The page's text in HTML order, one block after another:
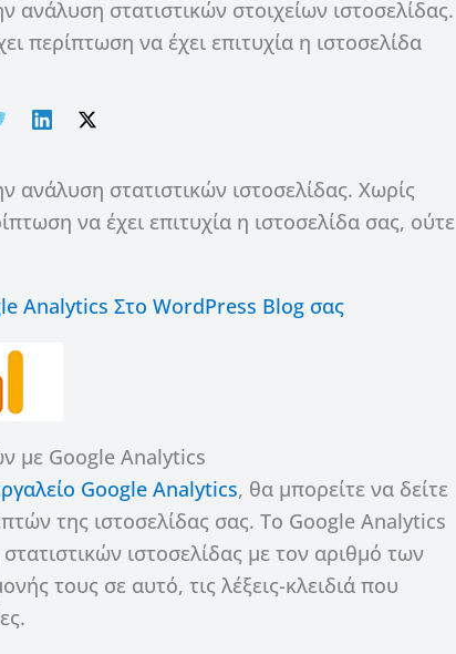
στατιστικών στοιχείων ιστοσελίδας.
περίπτωση να έχει επιτυχία η ιστοσελίδα
ανάλυση στατιστικών ιστοσελίδας. Χωρίς
να έχει επιτυχία η ιστοσελίδα σας, ούτε
Analytics Στο WordPress Blog σας
με Google Analytics
Google Analytics, θα μπορείτε να δείτε
της ιστοσελίδας σας. Το Google Analytics
ιστοσελίδας με τον αριθμό των
τους σε αυτό, τις λέξεις-κλειδιά που